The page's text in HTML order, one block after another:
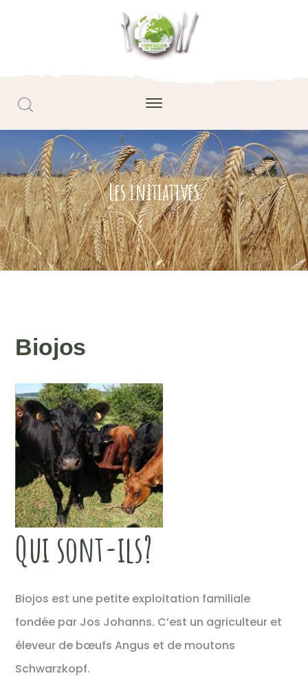
Les initiatives
Biojos
Qui sont-ils?
Biojos est une petite exploitation familiale
fondée par Jos Johanns. C’est un agriculteur et
éleveur de bœufs Angus et de moutons
Schwarzkopf.